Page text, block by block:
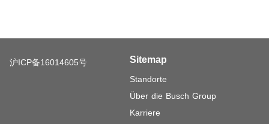
沪ICP备16014605号 Sitemap
Standorte
Über die Busch Group
Karriere